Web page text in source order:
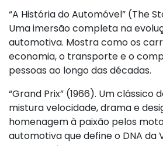
“A História do Automóvel” (The
Uma imersão completa na
automotiva. Mostra como os
economia, o transporte e o
pessoas ao longo das décadas.
“Grand Prix” (1966). Um clássico
mistura velocidade, drama e
homenagem à paixão pelos
automotiva que define o DNA da